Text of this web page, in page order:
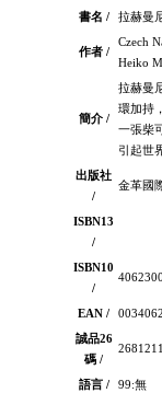
書名 / 拉赫曼
作者 /
Czech
Heiko
簡介 /
拉赫曼
環加持
一張柴
引起世
出版社
/
金革國
ISBN13
/
ISBN10
/
EAN /
誠品26
碼 /
語言 / 99:無